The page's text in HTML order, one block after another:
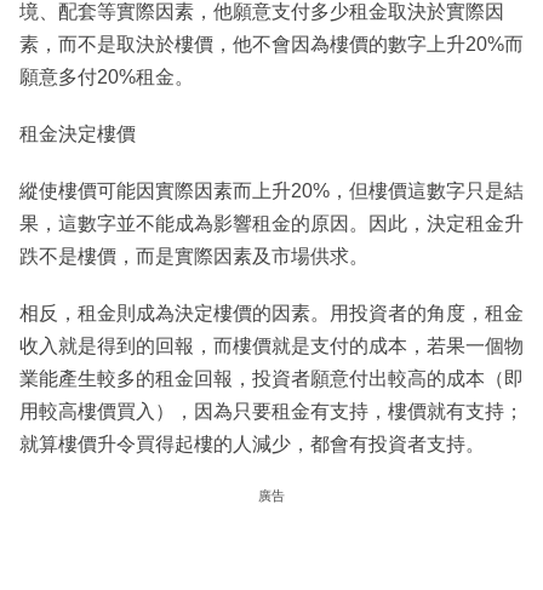
境、配套等實際因素，他願意支付多少租金取決於實際因
素，而不是取決於樓價，他不會因為樓價的數字上升20%而
願意多付20%租金。
租金決定樓價
縱使樓價可能因實際因素而上升20%，但樓價這數字只是結
果，這數字並不能成為影響租金的原因。因此，決定租金升
跌不是樓價，而是實際因素及市場供求。
相反，租金則成為決定樓價的因素。用投資者的角度，租金
收入就是得到的回報，而樓價就是支付的成本，若果一個物
業能產生較多的租金回報，投資者願意付出較高的成本（即
用較高樓價買入），因為只要租金有支持，樓價就有支持；
就算樓價升令買得起樓的人減少，都會有投資者支持。
廣告